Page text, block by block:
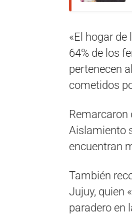
«El hogar de
64% de los
pertenecen
cometidos
Remarcaron
Aislamiento
encuentran
También
Jujuy, quien
paradero en